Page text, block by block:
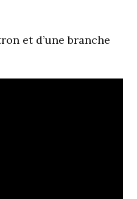
et d’une branche